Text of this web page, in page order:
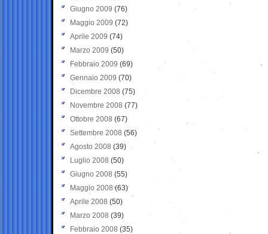
Giugno 2009 (76)
Maggio 2009 (72)
Aprile 2009 (74)
Marzo 2009 (50)
Febbraio 2009 (69)
Gennaio 2009 (70)
Dicembre 2008 (75)
Novembre 2008 (77)
Ottobre 2008 (67)
Settembre 2008 (56)
Agosto 2008 (39)
Luglio 2008 (50)
Giugno 2008 (55)
Maggio 2008(63)
Aprile 2008 (50)
Marzo 2008 (39)
Febbraio 2008 (35)